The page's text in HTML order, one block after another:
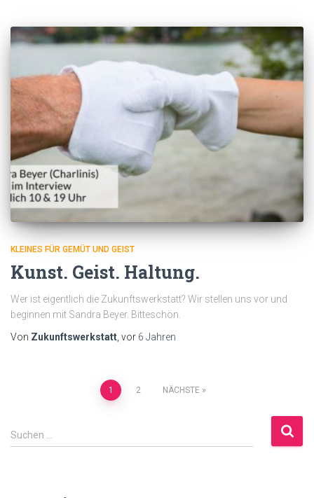
KLEINES FÜR GEMÜT UND GEIST
Kunst. Geist. Haltung.
Wer ist eigentlich die Zukunftswerkstatt? Wir stellen uns vor und
beginnen mit Sandra Beyer. Bitteschön.
Von Zukunftswerkstatt , vor 6 Jahren
Beitragsnavigation
1 2 NÄCHSTE
S
u
Suchen …